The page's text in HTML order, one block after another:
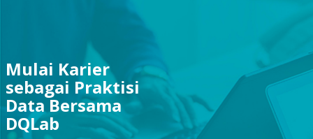
Mulai Karier
sebagai Praktisi
Data Bersama
DQLab